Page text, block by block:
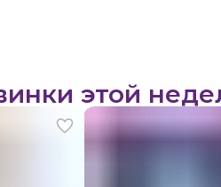
этой